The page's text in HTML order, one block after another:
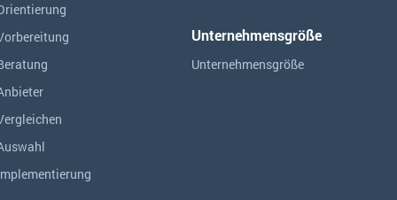
Unternehmensgröße
Unternehmensgröße